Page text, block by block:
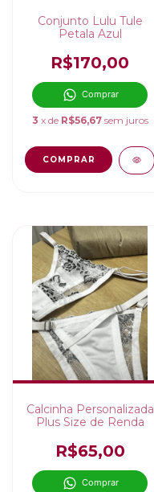
Conjunto Lulu Tule
Petala Azul
R$170,00
Comprar
3 x de R$56,67 sem juros
COMPRAR
Calcinha Personalizada
Plus Size de Renda
R$65,00
Comprar